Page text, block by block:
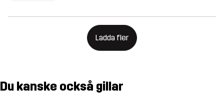
Ladda fler
Du kanske också gillar